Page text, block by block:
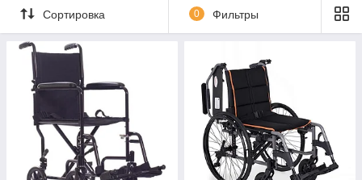
Сортировка 0 Фильтры